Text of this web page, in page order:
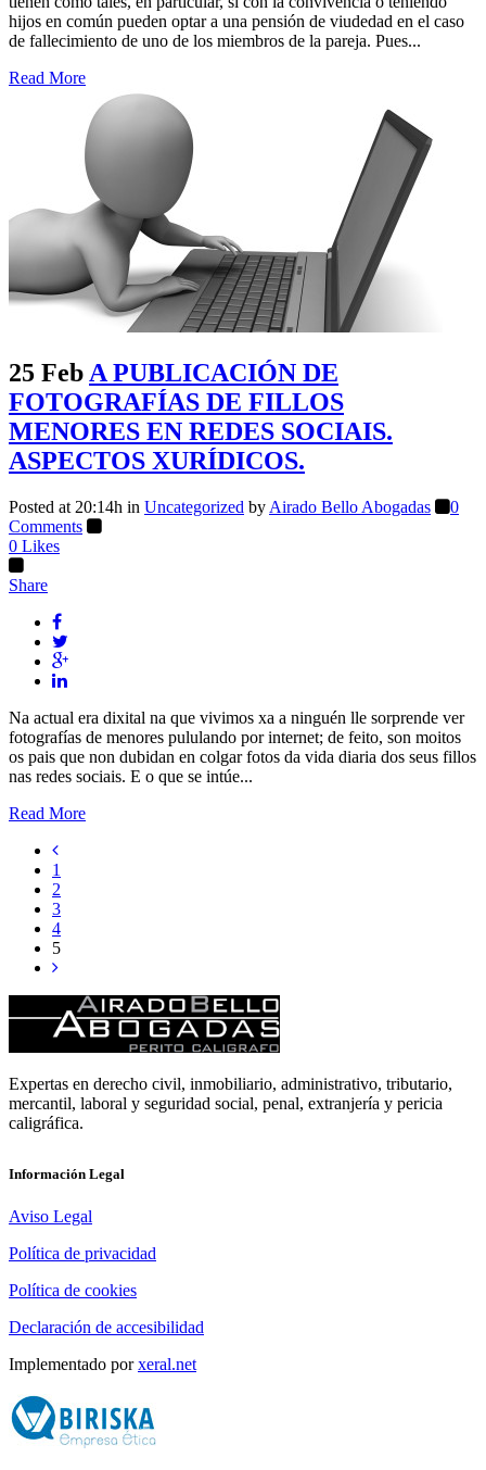
hijos en común pueden optar a una pensión de viudedad en el caso
de fallecimiento de uno de los miembros de la pareja. Pues...
Read More
25 Feb A PUBLICACIÓN DE
FOTOGRAFÍAS DE FILLOS
MENORES EN REDES SOCIAIS.
ASPECTOS XURÍDICOS.
Posted at 20:14h in Uncategorized by Airado Bello Abogadas
0
Comments
0 Likes
Share
Na actual era dixital na que vivimos xa a ninguén lle sorprende ver
fotografías de menores pululando por internet; de feito, son moitos
os pais que non dubidan en colgar fotos da vida diaria dos seus fillos
nas redes sociais. E o que se intúe...
Read More
1
2
3
4
5
Expertas en derecho civil, inmobiliario, administrativo, tributario,
mercantil, laboral y seguridad social, penal, extranjería y pericia
caligráfica.
Información Legal
Aviso Legal
Política de privacidad
Política de cookies
Declaración de accesibilidad
Implementado porxeral.net